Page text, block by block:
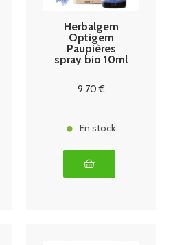
Herbalgem
Optigem
Paupières
spray bio 10ml
9.70€
En stock